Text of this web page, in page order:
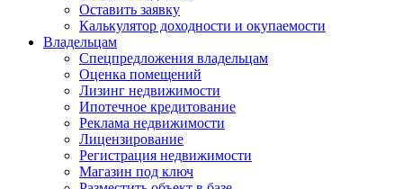
Оставить заявку
Калькулятор доходности и окупаемости
Владельцам
Спецпредложения владельцам
Оценка помещений
Лизинг недвижимости
Ипотечное кредитование
Реклама недвижимости
Лицензирование
Регистрация недвижимости
Магазин под ключ